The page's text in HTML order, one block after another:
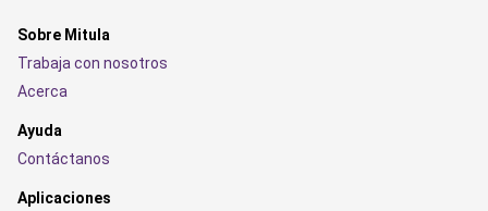
Sobre Mitula
Trabaja con nosotros
Acerca
Ayuda
Contáctanos
Aplicaciones